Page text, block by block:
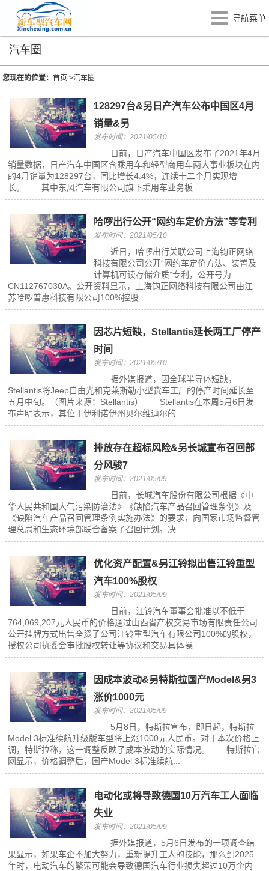
导航菜单
汽车圈
您现在的位置：首页 >汽车圈
128297台&另日产汽车公布中国区4月
销量&另
发布时间：2021/05/10
日前，日产汽车中国区发布了2021年4月
销量数据，日产汽车中国区含乘用车和轻型商用车两大事业板块在内
的4月销量为128297台，同比增长4.4%，连续十二个月实现增
长。 其中东风汽车有限公司旗下乘用车业务板...
哈啰出行公开“网约车定价方法”等专利
发布时间：2021/05/10
近日，哈啰出行关联公司上海钧正网络
科技有限公司公开“网约车定价方法、装置及
计算机可读存储介质”专利，公开号为
CN112767030A。公开资料显示，上海钧正网络科技有限公司由江
苏哈啰普惠科技有限公司100%控股...
因芯片短缺，Stellantis延长两工厂停产
时间
发布时间：2021/05/10
据外媒报道，因全球半导体短缺，
Stellantis将Jeep自由光和克莱斯勒小型货车工厂的停产时间延长至
五月中旬。（图片来源：Stellantis） Stellantis在本周5月6日发
布声明表示，其位于伊利诺伊州贝尔维迪尔的...
排放存在超标风险&另长城宣布召回部
分风骏7
发布时间：2021/05/09
日前，长城汽车股份有限公司根据《中
华人民共和国大气污染防治法》《缺陷汽车产品召回管理条例》及
《缺陷汽车产品召回管理条例实施办法》的要求，向国家市场监督管
理总局和生态环境部联合备案了召回计划。决...
优化资产配置&另江铃拟出售江铃重型
汽车100%股权
发布时间：2021/05/09
日前，江铃汽车董事会批准以不低于
764,069,207元人民币的价格通过山西省产权交易市场有限责任公司
公开挂牌方式出售全资子公司江铃重型汽车有限公司100%的股权，
授权公司执委会审批股权转让等协议和交易具体操...
因成本波动&另特斯拉国产Model&另3
涨价1000元
发布时间：2021/05/09
5月8日，特斯拉宣布，即日起，特斯拉
Model 3标准续航升级版车型将上涨1000元人民币。对于本次价格上
调，特斯拉称，这一调整反映了成本波动的实际情况。 特斯拉官
网显示，价格调整后，国产Model 3标准续航...
电动化或将导致德国10万汽车工人面临
失业
发布时间：2021/05/09
据外媒报道，5月6日发布的一项调查结
果显示，如果车企不加大努力，重新提升工人的技能，那么到2025
年时，电动汽车的繁荣可能会导致德国汽车行业损失超过10万个内